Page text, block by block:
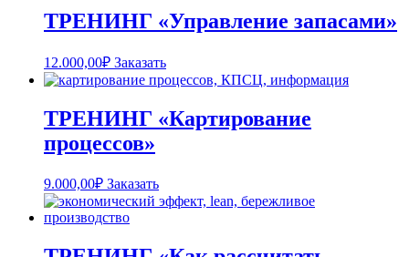
ТРЕНИНГ «Управление запасами»
12.000,00₽ Заказать
ТРЕНИНГ «Картирование
процессов»
9.000,00₽ Заказать